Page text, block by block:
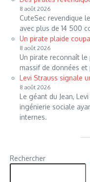
8 août 2026
CuteSec revendique
avec plus de 14 500
Un pirate plaide
8 août 2026
Un pirate reconnaît
massif de données
Levi Strauss signale
8 août 2026
Le géant du Jean,
ingénierie sociale
internes.
Rechercher